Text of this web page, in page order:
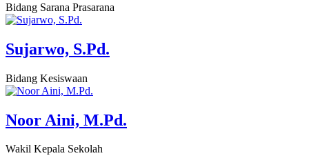
Bidang Sarana Prasarana
Sujarwo, S.Pd.
Bidang Kesiswaan
Noor Aini, M.Pd.
Wakil Kepala Sekolah